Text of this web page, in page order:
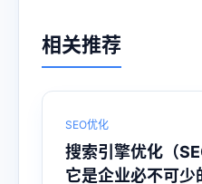
相关推荐
SEO优化
搜索引擎优化（
它是企业必不可少